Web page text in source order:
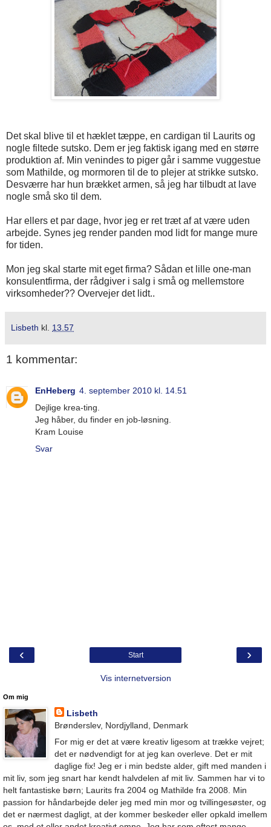
Det skal blive til et hæklet tæppe, en cardigan til Laurits og
nogle filtede sutsko. Dem er jeg faktisk igang med en større
produktion af. Min venindes to piger går i samme vuggestue
som Mathilde, og mormoren til de to plejer at strikke sutsko.
Desværre har hun brækket armen, så jeg har tilbudt at lave
nogle små sko til dem.
Har ellers et par dage, hvor jeg er ret træt af at være uden
arbejde. Synes jeg render panden mod lidt for mange mure
for tiden.
Mon jeg skal starte mit eget firma? Sådan et lille one-man
konsulentfirma, der rådgiver i salg i små og mellemstore
virksomheder?? Overvejer det lidt..
Lisbeth kl. 13.57
1 kommentar:
EnHeberg 4. september 2010 kl. 14.51
Dejlige krea-ting.
Jeg håber, du finder en job-løsning.
Kram Louise
Svar
‹ ›
Start
Vis internetversion
Om mig
Lisbeth
Brønderslev, Nordjylland, Denmark
For mig er det at være kreativ ligesom at trække vejret;
det er nødvendigt for at jeg kan overleve. Det er mit
daglige fix! Jeg er i min bedste alder, gift med manden i
mit liv, som jeg snart har kendt halvdelen af mit liv. Sammen har vi to
helt fantastiske børn; Laurits fra 2004 og Mathilde fra 2008. Min
passion for håndarbejde deler jeg med min mor og tvillingesøster, og
det er nærmest dagligt, at der kommer beskeder eller opkald imellem